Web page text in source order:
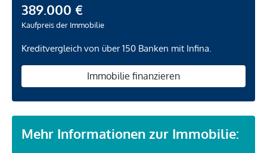
389.000 €
Kaufpreis der Immobilie
Kreditvergleich von über 150 Banken mit Infina.
Immobilie finanzieren
Mehr Informationen zur Immobilie: